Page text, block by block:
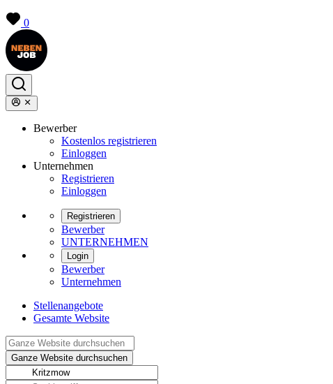
0
Bewerber
Kostenlos registrieren
Einloggen
Unternehmen
Registrieren
Einloggen
Registrieren
Bewerber
UNTERNEHMEN
Login
Bewerber
Unternehmen
Stellenangebote
Gesamte Website